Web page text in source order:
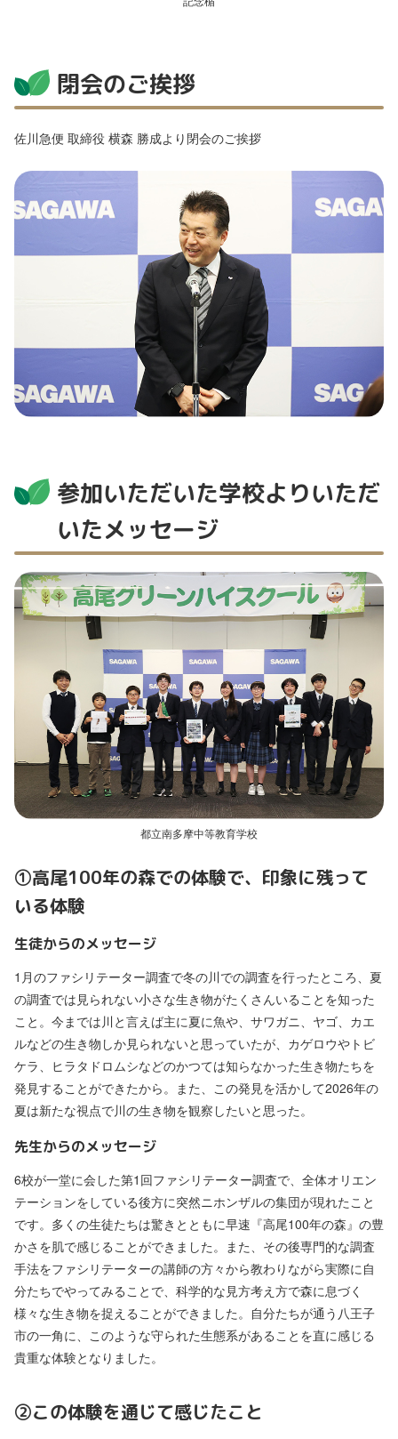
閉会のご挨拶
佐川急便 取締役 横森 勝成より閉会のご挨拶
参加いただいた学校よりいただ
いたメッセージ
都立南多摩中等教育学校
➀高尾100年の森での体験で、印象に残って
いる体験
生徒からのメッセージ
1月のファシリテーター調査で冬の川での調査を行ったところ、夏
の調査では見られない小さな生き物がたくさんいることを知った
こと。今までは川と言えば主に夏に魚や、サワガニ、ヤゴ、カエ
ルなどの生き物しか見られないと思っていたが、カゲロウやトビ
ケラ、ヒラタドロムシなどのかつては知らなかった生き物たちを
発見することができたから。また、この発見を活かして2026年の
夏は新たな視点で川の生き物を観察したいと思った。
先生からのメッセージ
6校が一堂に会した第1回ファシリテーター調査で、全体オリエン
テーションをしている後方に突然ニホンザルの集団が現れたこと
です。多くの生徒たちは驚きとともに早速『高尾100年の森』の豊
かさを肌で感じることができました。また、その後専門的な調査
手法をファシリテーターの講師の方々から教わりながら実際に自
分たちでやってみることで、科学的な見方考え方で森に息づく
様々な生き物を捉えることができました。自分たちが通う八王子
市の一角に、このような守られた生態系があることを直に感じる
貴重な体験となりました。
➁この体験を通じて感じたこと